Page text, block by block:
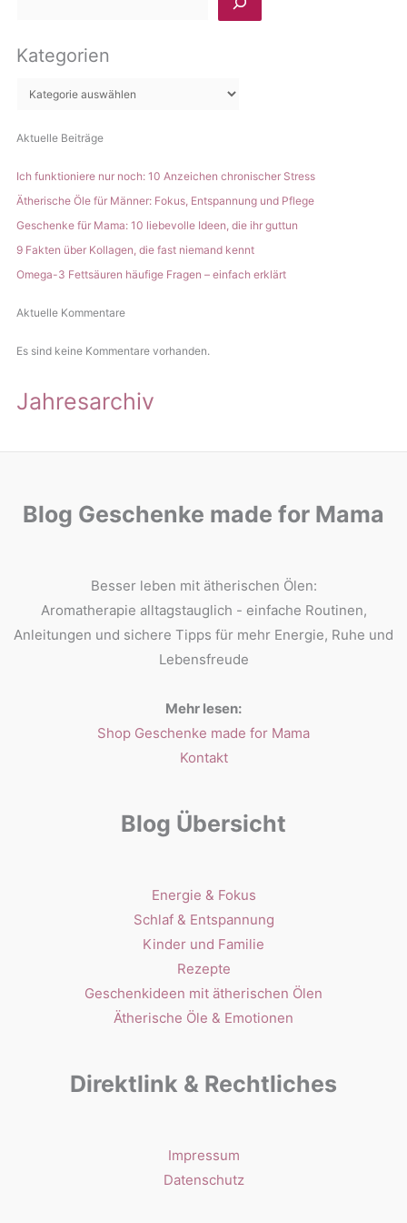
h
Kategorien
Aktuelle Beiträge
Ich funktioniere nur noch: 10 Anzeichen chronischer Stress
Ätherische Öle für Männer: Fokus, Entspannung und Pflege
Geschenke für Mama: 10 liebevolle Ideen, die ihr guttun
9 Fakten über Kollagen, die fast niemand kennt
Omega-3 Fettsäuren häufige Fragen – einfach erklärt
Aktuelle Kommentare
Es sind keine Kommentare vorhanden.
Jahresarchiv
Blog Geschenke made for Mama
Besser leben mit ätherischen Ölen:
Aromatherapie alltagstauglich - einfache Routinen,
Anleitungen und sichere Tipps für mehr Energie, Ruhe und
Lebensfreude
Mehr lesen:
Shop Geschenke made for Mama
Kontakt
Blog Übersicht
Energie & Fokus
Schlaf & Entspannung
Kinder und Familie
Rezepte
Geschenkideen mit ätherischen Ölen
Ätherische Öle & Emotionen
Direktlink & Rechtliches
Impressum
Datenschutz